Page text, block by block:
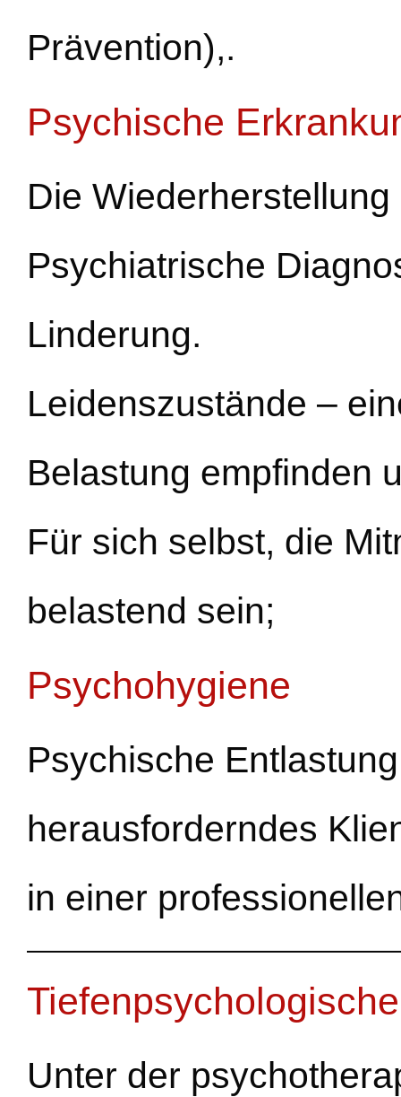
Prävention),.
Psychische
Die
Psychiatrische
Linderung.
Leidenszustände –
Belastung empfinden
Für sich selbst, die
belastend sein;
Psychohygiene
Psychische
herausforderndes
in einer
Unter der